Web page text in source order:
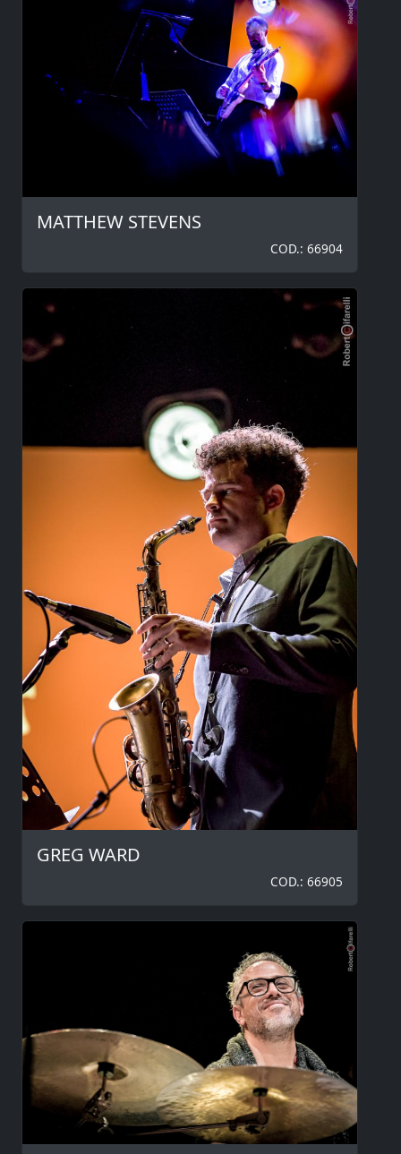
MATTHEW STEVENS
COD.: 66904
GREG WARD
COD.: 66905